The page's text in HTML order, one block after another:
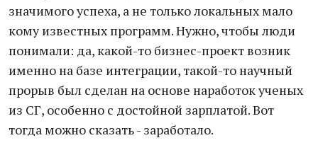
значимого успеха, а не только локальных мало
кому известных программ. Нужно, чтобы люди
понимали: да, какой-то бизнес-проект возник
именно на базе интеграции, такой-то научный
прорыв был сделан на основе наработок ученых
из СГ, особенно с достойной зарплатой. Вот
тогда можно сказать - заработало.